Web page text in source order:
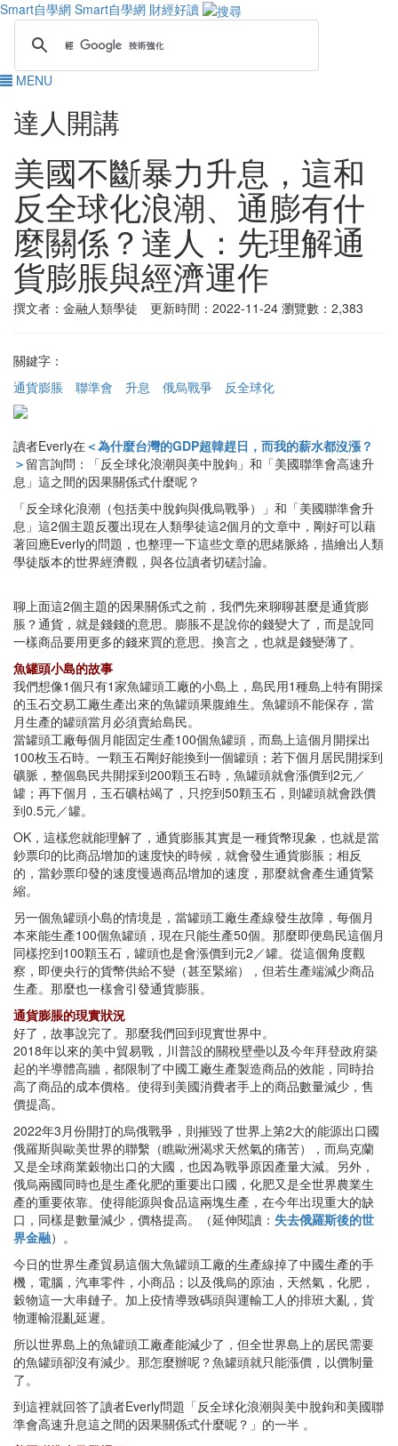
Smart自學網 Smart自學網 財經好讀
MENU
達人開講
美國不斷暴力升息，這和
反全球化浪潮、通膨有什
麼關係？達人：先理解通
貨膨脹與經濟運作
撰文者：金融人類學徒 更新時間：2022-11-24 瀏覽數：2,383
關鍵字：
通貨膨脹
聯準會 升息 俄烏戰爭 反全球化
讀者Everly在＜為什麼台灣的GDP超韓趕日，而我的薪水都沒漲？
＞ 留言詢問：「反全球化浪潮與美中脫鉤」和「美國聯準會高速升
息」這之間的因果關係式什麼呢？
「反全球化浪潮（包括美中脫鉤與俄烏戰爭）」和「美國聯準會升
息」這2個主題反覆出現在人類學徒這2個月的文章中，剛好可以藉
著回應Everly的問題，也整理一下這些文章的思緒脈絡，描繪出人類
學徒版本的世界經濟觀，與各位讀者切磋討論。
聊上面這2個主題的因果關係式之前，我們先來聊聊甚麼是通貨膨
脹？通貨，就是錢錢的意思。膨脹不是說你的錢變大了，而是說同
一樣商品要用更多的錢來買的意思。換言之，也就是錢變薄了。
魚罐頭小島的故事
我們想像1個只有1家魚罐頭工廠的小島上，島民用1種島上特有開採
的玉石交易工廠生產出來的魚罐頭果腹維生。魚罐頭不能保存，當
月生產的罐頭當月必須賣給島民。
當罐頭工廠每個月能固定生產100個魚罐頭，而島上這個月開採出
100枚玉石時。一顆玉石剛好能換到一個罐頭；若下個月居民開採到
礦脈，整個島民共開採到200顆玉石時，魚罐頭就會漲價到2元／
罐；再下個月，玉石礦枯竭了，只挖到50顆玉石，則罐頭就會跌價
到0.5元／罐。
OK，這樣您就能理解了，通貨膨脹其實是一種貨幣現象，也就是當
鈔票印的比商品增加的速度快的時候，就會發生通貨膨脹；相反
的，當鈔票印發的速度慢過商品增加的速度，那麼就會產生通貨緊
縮。
另一個魚罐頭小島的情境是，當罐頭工廠生產線發生故障，每個月
本來能生產100個魚罐頭，現在只能生產50個。那麼即便島民這個月
同樣挖到100顆玉石，罐頭也是會漲價到元2／罐。從這個角度觀
察，即便央行的貨幣供給不變（甚至緊縮），但若生產端減少商品
生產。那麼也一樣會引發通貨膨脹。
通貨膨脹的現實狀況
好了，故事說完了。那麼我們回到現實世界中。
2018年以來的美中貿易戰，川普設的關稅壁壘以及今年拜登政府築
起的半導體高牆，都限制了中國工廠生產製造商品的效能，同時抬
高了商品的成本價格。使得到美國消費者手上的商品數量減少，售
價提高。
2022年3月份開打的烏俄戰爭，則摧毀了世界上第2大的能源出口國
俄羅斯與歐美世界的聯繫（瞧歐洲渴求天然氣的痛苦），而烏克蘭
又是全球商業穀物出口的大國，也因為戰爭原因產量大減。另外，
俄烏兩國同時也是生產化肥的重要出口國，化肥又是全世界農業生
產的重要依靠。使得能源與食品這兩塊生產，在今年出現重大的缺
口，同樣是數量減少，價格提高。（延伸閱讀： 失去俄羅斯後的世
界金融）。
今日的世界生產貿易這個大魚罐頭工廠的生產線掉了中國生產的手
機，電腦，汽車零件，小商品；以及俄烏的原油，天然氣，化肥，
穀物這一大串鏈子。加上疫情導致碼頭與運輸工人的排班大亂，貨
物運輸混亂延遲。
所以世界島上的魚罐頭工廠產能減少了，但全世界島上的居民需要
的魚罐頭卻沒有減少。那怎麼辦呢？魚罐頭就只能漲價，以價制量
了。
到這裡就回答了讀者Everly問題「反全球化浪潮與美中脫鉤和美國聯
準會高速升息這之間的因果關係式什麼呢？」的一半 。